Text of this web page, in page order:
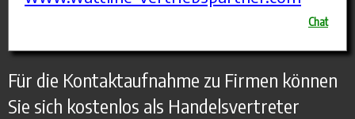
Chat
Für die Kontaktaufnahme zu Firmen können
Sie sich kostenlos als Handelsvertreter